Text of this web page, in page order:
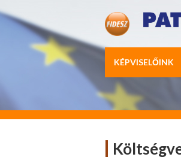
KÉPVISELŐINK